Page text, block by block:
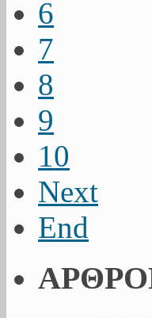
6
7
8
9
10
Next
End